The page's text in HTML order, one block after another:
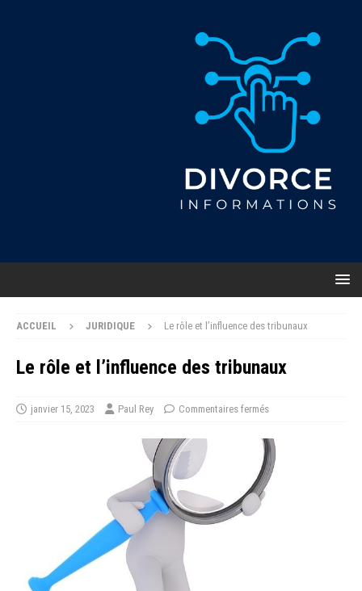
ACCUEIL JURIDIQUE Le rôle et l’influence des tribunaux
Le rôle et l’influence des tribunaux
janvier 15, 2023 Paul Rey Commentaires fermés